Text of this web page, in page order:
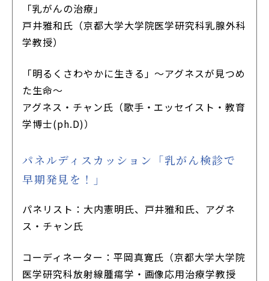
「乳がんの治療」
戸井雅和氏（京都大学大学院医学研究科乳腺外科
学教授）
「明るくさわやかに生きる」～アグネスが見つめ
た生命～
アグネス・チャン氏（歌手・エッセイスト・教育
学博士(ph.D)）
パネルディスカッション「乳がん検診で
早期発見を！」
パネリスト：大内憲明氏、戸井雅和氏、アグネ
ス・チャン氏
コーディネーター：平岡真寛氏（京都大学大学院
医学研究科放射線腫瘍学・画像応用治療学教授